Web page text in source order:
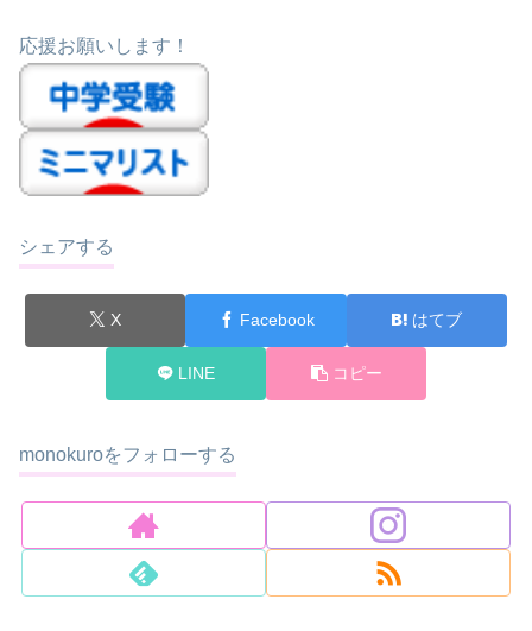
応援お願いします！
シェアする
X Facebook はてブ
LINE コピー
monokuroをフォローする